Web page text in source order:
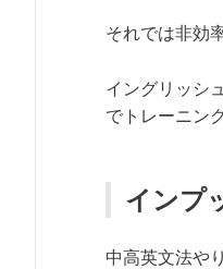
それでは非効
イングリッシ
でトレーニン
インプ
中高英文法や